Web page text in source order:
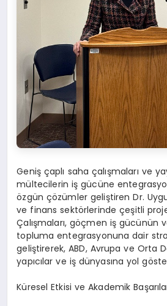
Geniş çaplı saha çalışmaları ve
mültecilerin iş gücüne
özgün çözümler geliştiren Dr.
ve finans sektörlerinde çeşitli
Çalışmaları, göçmen iş gücünün
topluma entegrasyonuna dair
geliştirerek, ABD, Avrupa ve Orta
yapıcılar ve iş dünyasına yol
Küresel Etkisi ve Akademik